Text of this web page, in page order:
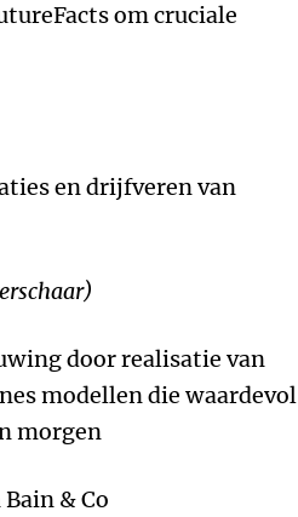
om cruciale
en drijfveren van
door realisatie van
modellen die waardevol
morgen
& Co